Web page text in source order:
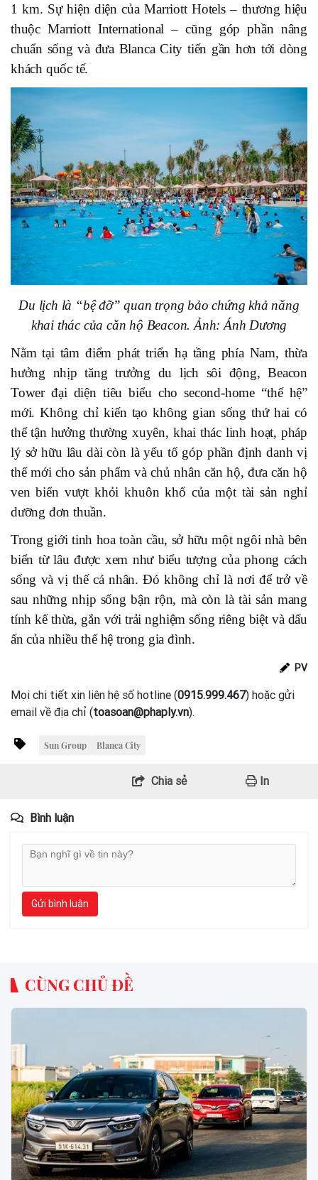
1 km. Sự hiện diện của Marriott Hotels – thương hiệu
thuộc Marriott International – cũng góp phần nâng
chuẩn sống và đưa Blanca City tiến gần hơn tới dòng
khách quốc tế.
Du lịch là “bệ đỡ” quan trọng bảo chứng khả năng
khai thác của căn hộ Beacon. Ảnh: Ánh Dương
Nằm tại tâm điểm phát triển hạ tầng phía Nam, thừa
hưởng nhịp tăng trưởng du lịch sôi động, Beacon
Tower đại diện tiêu biểu cho second-home “thế hệ”
mới. Không chỉ kiến tạo không gian sống thứ hai có
thể tận hưởng thường xuyên, khai thác linh hoạt, pháp
lý sở hữu lâu dài còn là yếu tố góp phần định danh vị
thế mới cho sản phẩm và chủ nhân căn hộ, đưa căn hộ
ven biển vượt khỏi khuôn khổ của một tài sản nghỉ
dưỡng đơn thuần.
Trong giới tinh hoa toàn cầu, sở hữu một ngôi nhà bên
biển từ lâu được xem như biểu tượng của phong cách
sống và vị thế cá nhân. Đó không chỉ là nơi để trở về
sau những nhịp sống bận rộn, mà còn là tài sản mang
tính kế thừa, gắn với trải nghiệm sống riêng biệt và dấu
ấn của nhiều thế hệ trong gia đình.
PV
Mọi chi tiết xin liên hệ số hotline (0915.999.467) hoặc gửi
email về địa chỉ (toasoan@phaply.vn).
Sun Group Blanca City
Chia sẻ In
Bình luận
Gửi bình luận
CÙNG CHỦ ĐỀ